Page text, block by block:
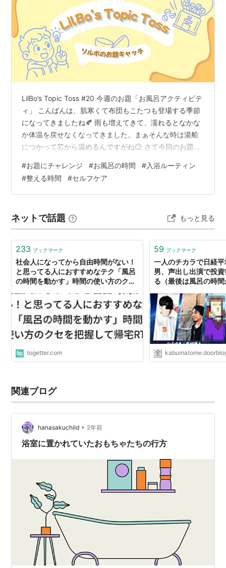
LilBo’s Topic Toss #20 今週のお題「お風呂アクティビテ
ィ」 こんばんは、肌寒くて布団もこたつも登場する季節
になってきましたね🍂 雨も増えてきて、濡れるとなかな
か体温を戻せなくなってきました。まぁそんな時は湯船
につかって芯から温めるんですがね😏 さて今回のお題
しみ方のお話かなと解釈しました。 ということで！ 『風
呂で何してる？リルボの2パターン』 お話ししましょ
う！！ 私のお風呂パターンはシャワーのみ か 湯舟につ
チラッと触れましたが、私は基本シャワー派。湯舟に浸
かる…
#お題にチャレンジ #お風呂の時間 #入浴ルーティン
#整える時間 #セルフケア
ネットで話題 もっと見る
233 ブックマーク
社会人になってから自由時間がない！
と思ってる人におすすめなテク「風呂
の時間を動かす」時間の使い方のクセ
togetter.com
59 ブックマーク
一人のチカラで日経
男、声出し出演で投
る（最後は風呂の時
関連ブログ
hanasakuchild • 2年前
浴室に置かれていたおもちゃたちの行方